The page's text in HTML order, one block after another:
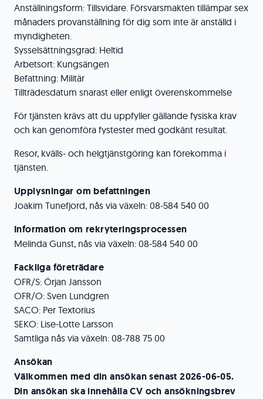
Anställningsform: Tillsvidare. Försvarsmakten tillämpar sex
månaders provanställning för dig som inte är anställd i
myndigheten.
Sysselsättningsgrad: Heltid
Arbetsort: Kungsängen
Befattning: Militär
Tillträdesdatum snarast eller enligt överenskommelse
För tjänsten krävs att du uppfyller gällande fysiska krav
och kan genomföra fystester med godkänt resultat.
Resor, kvälls- och helgtjänstgöring kan förekomma i
tjänsten.
Upplysningar om befattningen
Joakim Tunefjord, nås via växeln: 08-584 540 00
Information om rekryteringsprocessen
Melinda Gunst, nås via växeln: 08-584 540 00
Fackliga företrädare
OFR/S: Örjan Jansson
OFR/O: Sven Lundgren
SACO: Per Textorius
SEKO: Lise-Lotte Larsson
Samtliga nås via växeln: 08-788 75 00
Ansökan
Välkommen med din ansökan senast 2026-06-05.
Din ansökan ska innehålla CV och ansökningsbrev